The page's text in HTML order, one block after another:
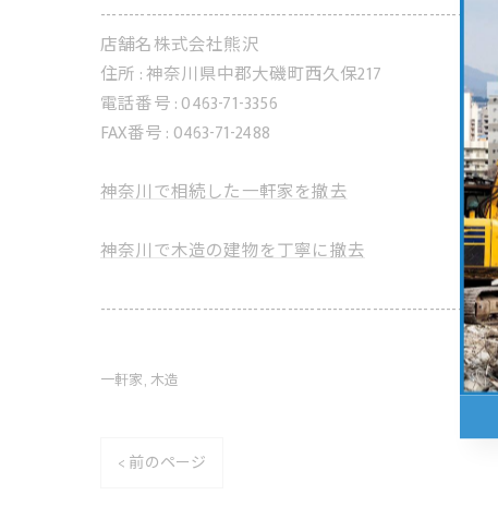
----------------------------------------------------------------------
店舗名株式会社熊沢
住所 : 神奈川県中郡大磯町西久保217
電話番号 : 0463-71-3356
FAX番号 : 0463-71-2488
神奈川で相続した一軒家を撤去
神奈川で木造の建物を丁寧に撤去
----------------------------------------------------------------------
一軒家 木造
< 前のページ